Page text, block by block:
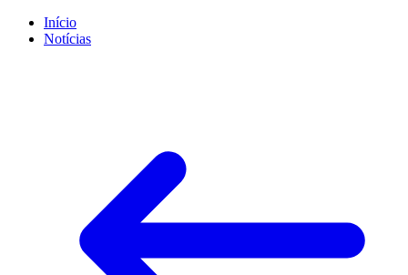
Início
Notícias